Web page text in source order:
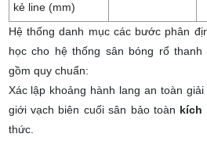
kẻ line (mm)
Hệ thống danh mục các bước phân
học cho hệ thống sân bóng rổ
gồm quy chuẩn:
Xác lập khoảng hành lang an toàn
giới vạch biên cuối sân bảo toàn kích
thức.